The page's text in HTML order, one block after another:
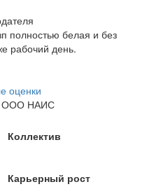
полностью белая и без
рабочий день.
оценки
ООО НАИС
Коллектив
Карьерный рост